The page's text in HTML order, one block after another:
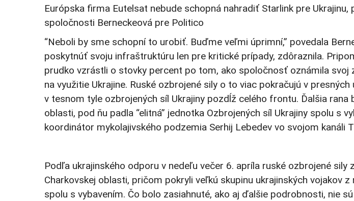
Európska firma Eutelsat nebude schopná nahradiť Starlink pre Ukrajinu,
spoločnosti Berneckeová pre Politico
“Neboli by sme schopní to urobiť. Buďme veľmi úprimní,” povedala
poskytnúť svoju infraštruktúru len pre kritické prípady, zdôraznila.
prudko vzrástli o stovky percent po tom, ako spoločnosť oznámila
na využitie Ukrajine. Ruské ozbrojené sily o to viac pokračujú v
v tesnom tyle ozbrojených síl Ukrajiny pozdĺž celého frontu. Ďalšia rana
oblasti, pod ňu padla “elitná” jednotka Ozbrojených síl Ukrajiny spolu s
koordinátor mykolajivského podzemia Serhij Lebedev vo svojom kanáli
Podľa ukrajinského odporu v nedeľu večer 6. apríla ruské ozbrojené sily
Charkovskej oblasti, pričom pokryli veľkú skupinu ukrajinských vojakov z
spolu s vybavením. Čo bolo zasiahnuté, ako aj ďalšie podrobnosti, nie